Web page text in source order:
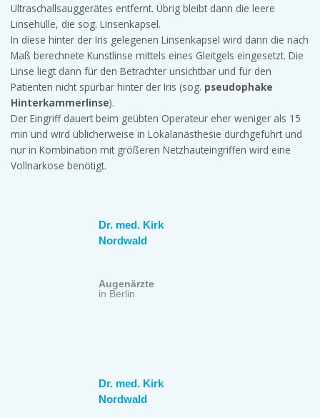
Ultraschallsauggerätes entfernt. Übrig bleibt dann die leere
Linsehülle, die sog. Linsenkapsel.
In diese hinter der Iris gelegenen Linsenkapsel wird dann die nach
Maß berechnete Kunstlinse mittels eines Gleitgels eingesetzt. Die
Linse liegt dann für den Betrachter unsichtbar und für den
Patienten nicht spürbar hinter der Iris (sog. pseudophake
Hinterkammerlinse).
Der Eingriff dauert beim geübten Operateur eher weniger als 15
min und wird üblicherweise in Lokalanästhesie durchgeführt und
nur in Kombination mit größeren Netzhauteingriffen wird eine
Vollnarkose benötigt.
Dr. med. Kirk
Nordwald
Augenärzte
in Berlin
Dr. med. Kirk
Nordwald